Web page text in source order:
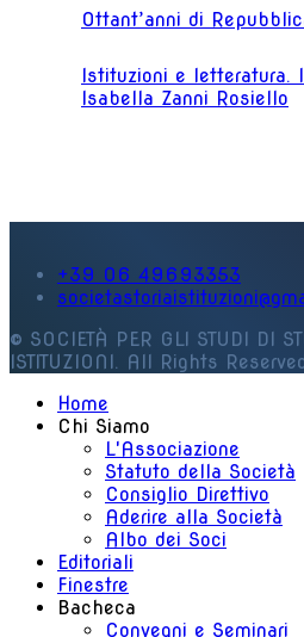
Ottant’anni di
Istituzioni e letteratura.
Isabella Zanni Rosiello
+39 06 49693353
© SOCIETÀ PER GLI STUDI DI
ISTITUZIONI. All Rights
Home
Chi Siamo
L'Associazione
Statuto della Società
Consiglio Direttivo
Aderire alla Società
Albo dei Soci
Editoriali
Finestre
Bacheca
Convegni e Seminari